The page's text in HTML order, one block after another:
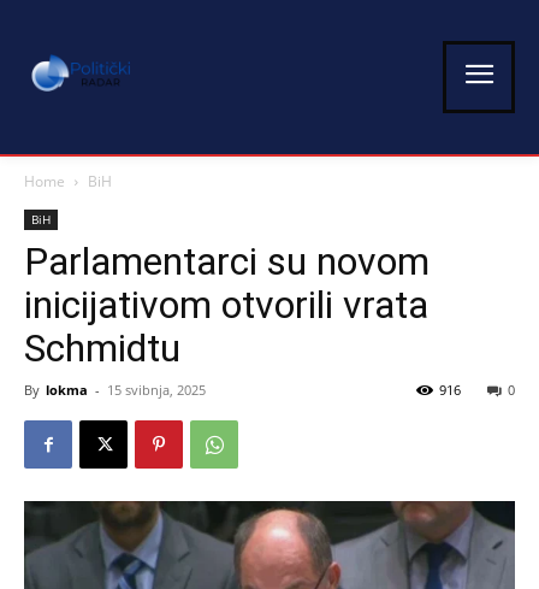
Home BiH
BiH
Parlamentarci su novom
inicijativom otvorili vrata
Schmidtu
By lokma - 15 svibnja, 2025 0
916